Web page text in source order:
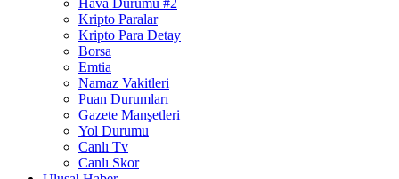
Hava Durumu #2
Kripto Paralar
Kripto Para Detay
Borsa
Emtia
Namaz Vakitleri
Puan Durumları
Gazete Manşetleri
Yol Durumu
Canlı Tv
Canlı Skor